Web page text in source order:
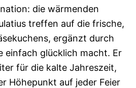
die wärmenden
treffen auf die frische,
ergänzt durch
einfach glücklich macht. Er
für die kalte Jahreszeit,
Höhepunkt auf jeder Feier